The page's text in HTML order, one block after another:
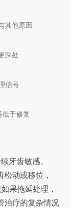
其他原因
深处
信号
于修复
牙齿敏感、
动或移位，
果拖延处理，
治疗的复杂情况